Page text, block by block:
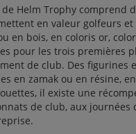
de Helm Trophy comprend
en valeur golfeurs et
en bois, en coloris or,
pour les trois premières
de club. Des figurines
en zamak ou en résine,
il existe une
de club, aux journées